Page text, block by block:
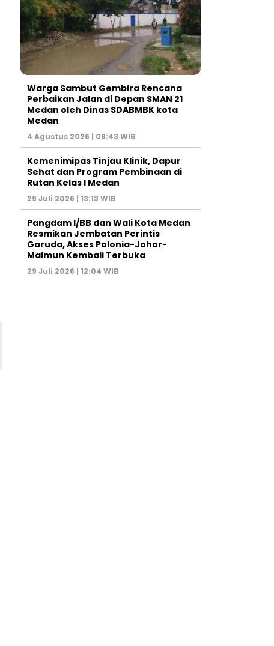
Warga Sambut Gembira Rencana
Perbaikan Jalan di Depan SMAN 21
Medan oleh Dinas SDABMBK kota
Medan
4 Agustus 2026 | 08:43 WIB
Kemenimipas Tinjau Klinik, Dapur
Sehat dan Program Pembinaan di
Rutan Kelas I Medan
29 Juli 2026 | 13:13 WIB
Pangdam I/BB dan Wali Kota Medan
Resmikan Jembatan Perintis
Garuda, Akses Polonia-Johor-
Maimun Kembali Terbuka
29 Juli 2026 | 12:04 WIB